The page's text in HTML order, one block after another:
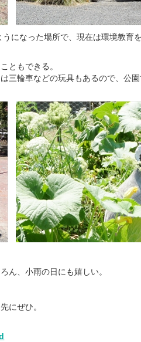
になった場所で、現在は環境教育
ともできる。
三輪車などの玩具もあるので、公
ん、小雨の日にも嬉しい。
にぜひ。